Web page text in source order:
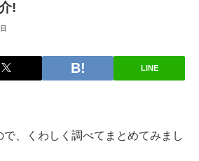
!
LINE
、くわしく調べてまとめてみまし